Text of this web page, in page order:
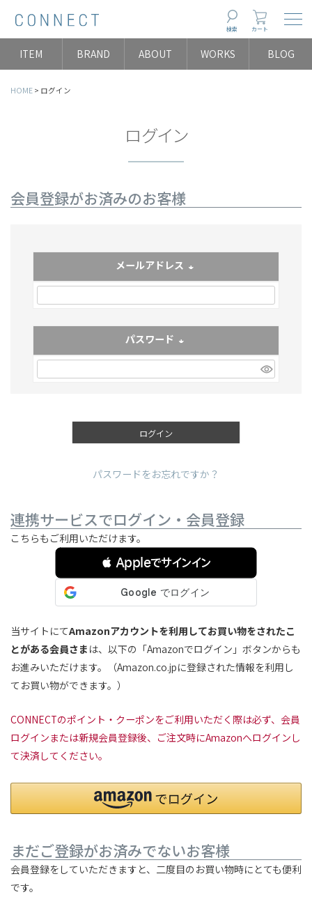
検索 カート
ITEM BRAND ABOUT WORKS BLOG
HOME ログイン
ログイン
会員登録がお済みのお客様
メールアドレス
(必須)
パスワード
(必須)
ログイン
パスワードをお忘れですか？
連携サービスでログイン・会員登録
こちらもご利用いただけます。
 Appleでサインイン
当サイトにてAmazonアカウントを利用してお買い物をされたこ
とがある会員さま は、以下の「Amazonでログイン」ボタンからも
お進みいただけます。（Amazon.co.jpに登録された情報を利用し
てお買い物ができます。）
CONNECTのポイント・クーポンをご利用いただく際は必ず、会員
ログインまたは新規会員登録後、ご注文時にAmazonへログインし
て決済してください。
まだご登録がお済みでないお客様
会員登録をしていただきますと、二度目のお買い物時にとても便利
です。